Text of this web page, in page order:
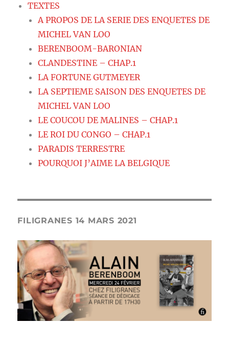
TEXTES
A PROPOS DE LA SERIE DES ENQUETES DE
MICHEL VAN LOO
BERENBOOM-BARONIAN
CLANDESTINE – CHAP.1
LA FORTUNE GUTMEYER
LA SEPTIEME SAISON DES ENQUETES DE
MICHEL VAN LOO
LE COUCOU DE MALINES – CHAP.1
LE ROI DU CONGO – CHAP.1
PARADIS TERRESTRE
POURQUOI J’AIME LA BELGIQUE
FILIGRANES 14 MARS 2021